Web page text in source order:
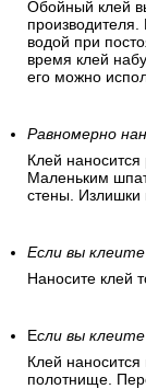
Рисунок не
последующих
направлении,
Обойный клей
производителя.
водой при
время клей
его можно
Равномерно
Клей
Если вы